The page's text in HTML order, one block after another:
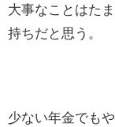
大事なことはた
持ちだと思う。
少ない年金でも